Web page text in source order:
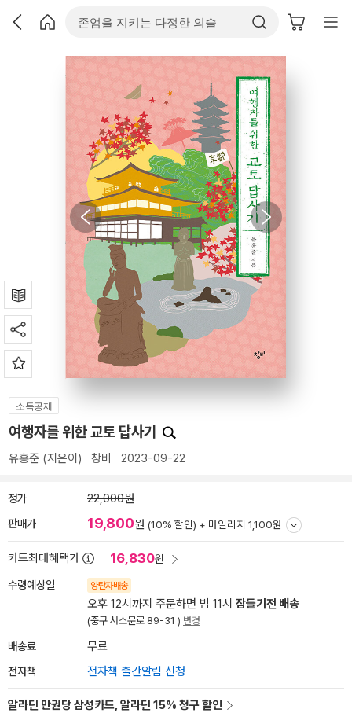
소득공제
여행자를 위한 교토 답사기
유홍준 (지은이) 창비 2023-09-22
정가 22,000원
판매가 19,800원 (10% 할인) + 마일리지 1,100원
카드최대혜택가 16,830원
수령예상일 양탄자배송
오후 12시까지 주문하면 밤 11시 잠들기전 배송
(중구 서소문로 89-31 ) 변경
배송료 무료
전자책 전자책 출간알림 신청
알라딘 만권당 삼성카드, 알라딘 15% 청구 할인